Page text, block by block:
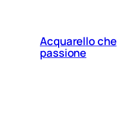
Acquarello che
passione